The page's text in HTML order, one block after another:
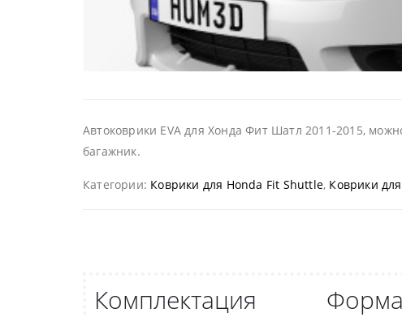
Автоковрики EVA для Хонда Фит Шатл 2011-2015,
багажник.
Категории: Коврики для Honda Fit Shuttle, Коврики
Комплектация